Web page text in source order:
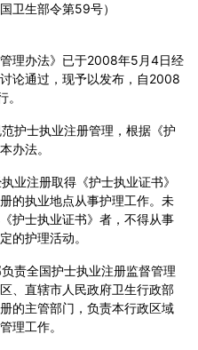
卫生部令第59号）
理办法》已于2008年5月4日经
论通过，现予以发布，自2008
。
护士执业注册管理，根据《护
办法。
业注册取得《护士执业证书》
的执业地点从事护理工作。未
护士执业证书》者，不得从事
的护理活动。
责全国护士执业注册监督管理
、直辖市人民政府卫生行政部
的主管部门，负责本行政区域
理工作。